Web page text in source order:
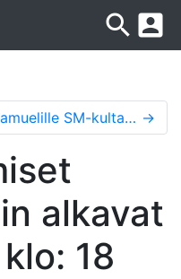
search account_box
Samuelille SM-kultaa, -hopeaa ja paikka MM-kisoihin →
alkavat
18